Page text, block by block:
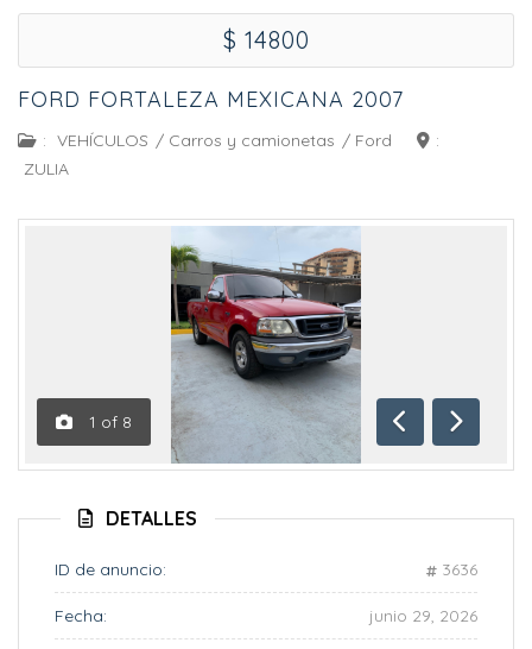
$ 14800
FORD FORTALEZA MEXICANA 2007
: VEHÍCULOS / Carros y camionetas / Ford
:
ZULIA
1 of 8
Anterior
DETALLES
ID de anuncio: 3636
Fecha: junio 29, 2026